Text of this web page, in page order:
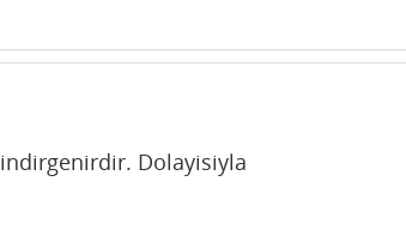
indirgenirdir. Dolayisiyla